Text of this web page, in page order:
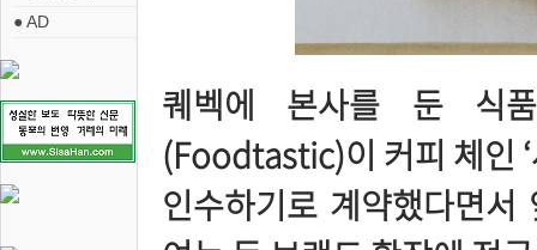
● AD
퀘벡에 본사를 둔 식
(Foodtastic)이 커피 체인
인수하기로 계약했다면